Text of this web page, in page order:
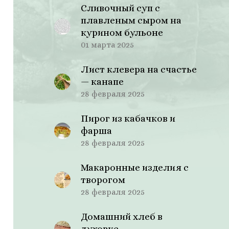
Сливочный суп с
плавленым сыром на
курином бульоне
01 марта 2025
Лист клевера на счастье
— канапе
28 февраля 2025
Пирог из кабачков и
фарша
28 февраля 2025
Макаронные изделия с
творогом
28 февраля 2025
Домашний хлеб в